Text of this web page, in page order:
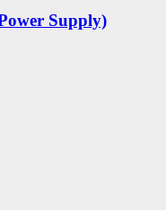
Supply)